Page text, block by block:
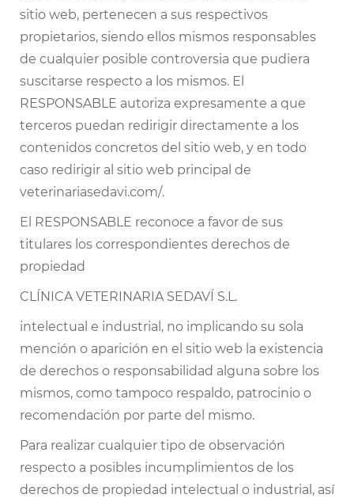
sitio web, pertenecen a sus respectivos
propietarios, siendo ellos mismos responsables
de cualquier posible controversia que pudiera
suscitarse respecto a los mismos. El
RESPONSABLE autoriza expresamente a que
terceros puedan redirigir directamente a los
contenidos concretos del sitio web, y en todo
caso redirigir al sitio web principal de
veterinariasedavi.com/.
El RESPONSABLE reconoce a favor de sus
titulares los correspondientes derechos de
propiedad
CLÍNICA VETERINARIA SEDAVÍ S.L.
intelectual e industrial, no implicando su sola
mención o aparición en el sitio web la existencia
de derechos o responsabilidad alguna sobre los
mismos, como tampoco respaldo, patrocinio o
recomendación por parte del mismo.
Para realizar cualquier tipo de observación
respecto a posibles incumplimientos de los
derechos de propiedad intelectual o industrial, así